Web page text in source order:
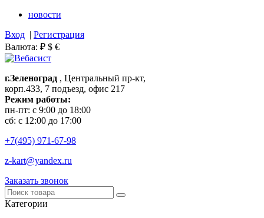
новости
Вход | Регистрация
Валюта: ₽ $ €
г.Зеленоград , Центральный пр-кт,
корп.433, 7 подъезд, офис 217
Режим работы:
пн-пт: с 9:00 до 18:00
сб: с 12:00 до 17:00
+7(495) 971-67-98
z-kart@yandex.ru
Заказать звонок
Категории